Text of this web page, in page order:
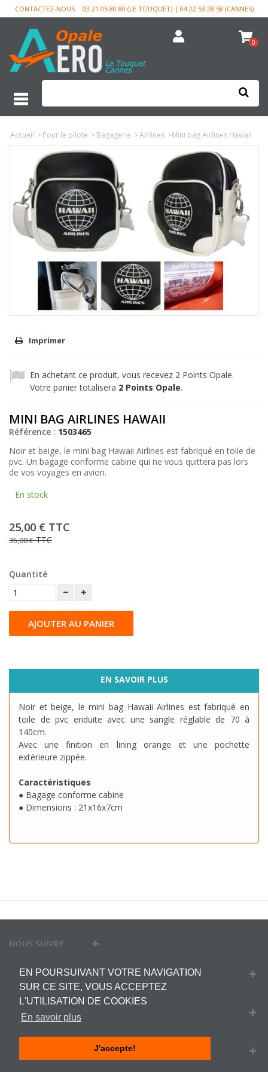
EN POURSUIVANT VOTRE NAVIGATION
SUR CE SITE, VOUS ACCEPTEZ
L'UTILISATION DE COOKIES
En savoir plus
J'accepte!
CONTACTEZ-NOUS 03 21 05 80 80 (LE TOUQUET) | 04 22 53 28 58 (CANNES)
0
Accueil >Pour le pilote >Bagagerie >Airlines >Mini bag Airlines Hawaii
Imprimer
En achetant ce produit, vous recevez 2 Points Opale.
Votre panier totalisera 2 Points Opale.
MINI BAG AIRLINES HAWAII
Référence : 1503465
Noir et beige, le mini bag Hawaii Airlines est fabriqué en toile de
pvc. Un bagage conforme cabine qui ne vous quittera pas lors
de vos voyages en avion.
En stock
25,00 € TTC
35,00 €TTC
Quantité
AJOUTER AU PANIER
EN SAVOIR PLUS
Noir et beige, le mini bag Hawaii Airlines est fabriqué en
toile de pvc enduite avec une sangle réglable de 70 à
140cm.
Avec une finition en lining orange et une pochette
extérieure zippée.
Caractéristiques
● Bagage conforme cabine
● Dimensions : 21x16x7cm
NOUS SUIVRE
MON COMPTE
INFORMATIONS
INFORMATIONS SUR VOTRE BOUTIQUE